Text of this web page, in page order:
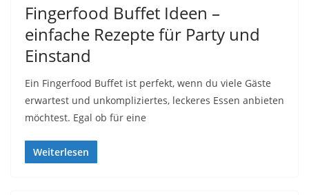
Fingerfood Buffet Ideen –
einfache Rezepte für Party und
Einstand
Ein Fingerfood Buffet ist perfekt, wenn du viele Gäste
erwartest und unkompliziertes, leckeres Essen anbieten
möchtest. Egal ob für eine
Weiterlesen